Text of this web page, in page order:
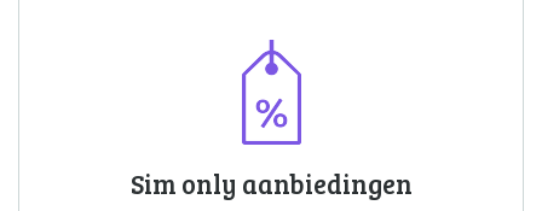
Sim only aanbiedingen